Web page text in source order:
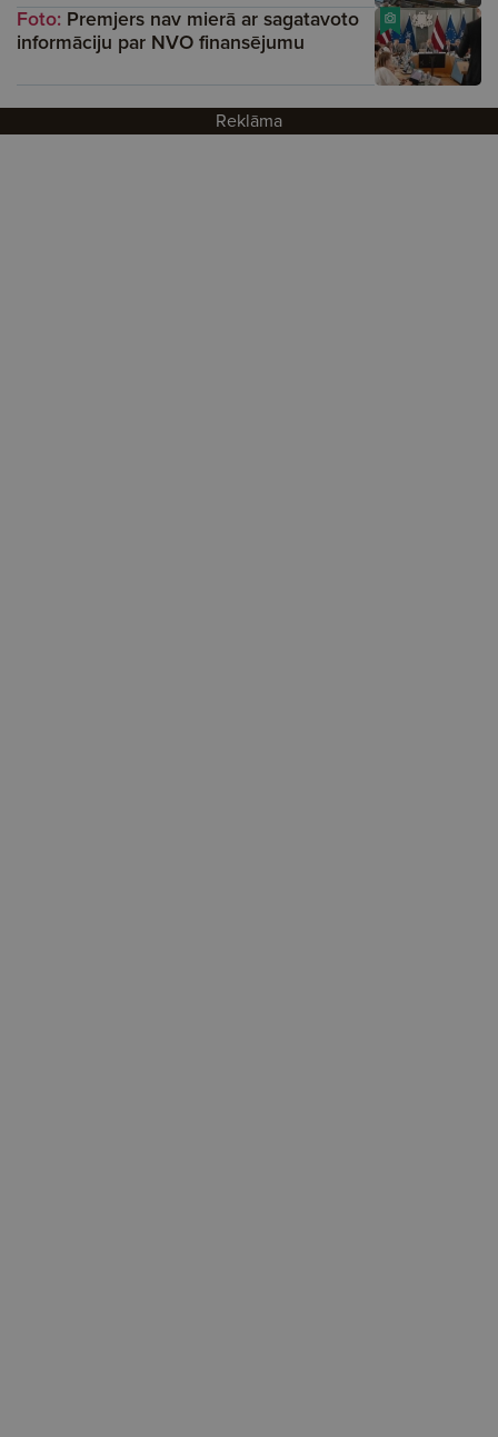
Foto: Premjers nav mierā ar sagatavoto
informāciju par NVO finansējumu
Reklāma